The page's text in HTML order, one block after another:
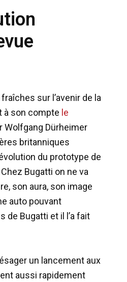
sur l’avenir de la
à son compte le
Wolfgang Dürheimer
britanniques
du prototype de
Bugatti on ne va
son aura, son image
auto pouvant
de Bugatti et il l’a fait
un lancement aux
aussi rapidement